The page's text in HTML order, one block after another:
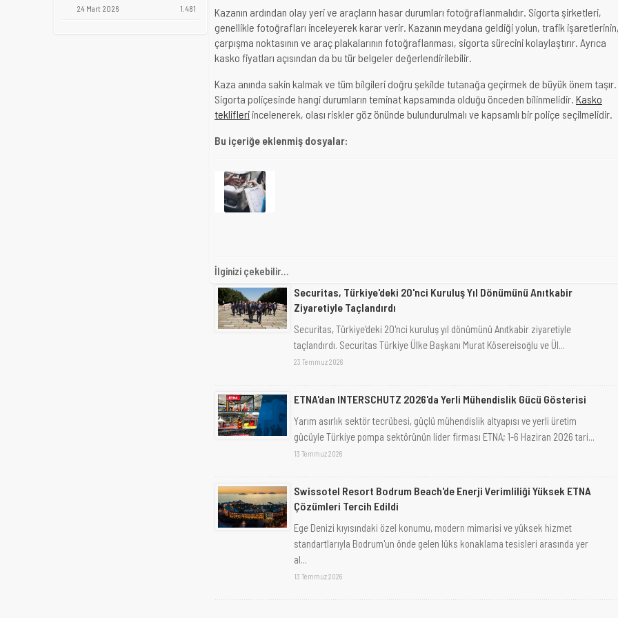
24 Mart 2026 1.481
Kazanın ardından olay yeri ve araçların hasar durumları fotoğraflanmalıdır. Sigorta şirketleri,
genellikle fotoğrafları inceleyerek karar verir. Kazanın meydana geldiği yolun, trafik
çarpışma noktasının ve araç plakalarının fotoğraflanması, sigorta sürecini kolaylaştırır. Ayrıca
kasko fiyatları açısından da bu tür belgeler değerlendirilebilir.
Kaza anında sakin kalmak ve tüm bilgileri doğru şekilde tutanağa geçirmek de büyük önem taşır.
Sigorta poliçesinde hangi durumların teminat kapsamında olduğu önceden bilinmelidir. Kasko
teklifleri incelenerek, olası riskler göz önünde bulundurulmalı ve kapsamlı bir poliçe seçilmelidir.
Bu içeriğe eklenmiş dosyalar:
İlginizi çekebilir...
Securitas, Türkiye'deki 20'nci Kuruluş Yıl Dönümünü Anıtkabir
Ziyaretiyle Taçlandırdı
Securitas, Türkiye'deki 20'nci kuruluş yıl dönümünü Anıtkabir ziyaretiyle
taçlandırdı. Securitas Türkiye Ülke Başkanı Murat Kösereisoğlu ve Ül...
23 Temmuz 2026
ETNA'dan INTERSCHUTZ 2026'da Yerli Mühendislik Gücü Gösterisi
Yarım asırlık sektör tecrübesi, güçlü mühendislik altyapısı ve yerli üretim
gücüyle Türkiye pompa sektörünün lider firması ETNA; 1-6 Haziran 2026 tari...
13 Temmuz 2026
Swissotel Resort Bodrum Beach'de Enerji Verimliliği Yüksek ETNA
Çözümleri Tercih Edildi
Ege Denizi kıyısındaki özel konumu, modern mimarisi ve yüksek hizmet
standartlarıyla Bodrum'un önde gelen lüks konaklama tesisleri arasında yer
al...
13 Temmuz 2026